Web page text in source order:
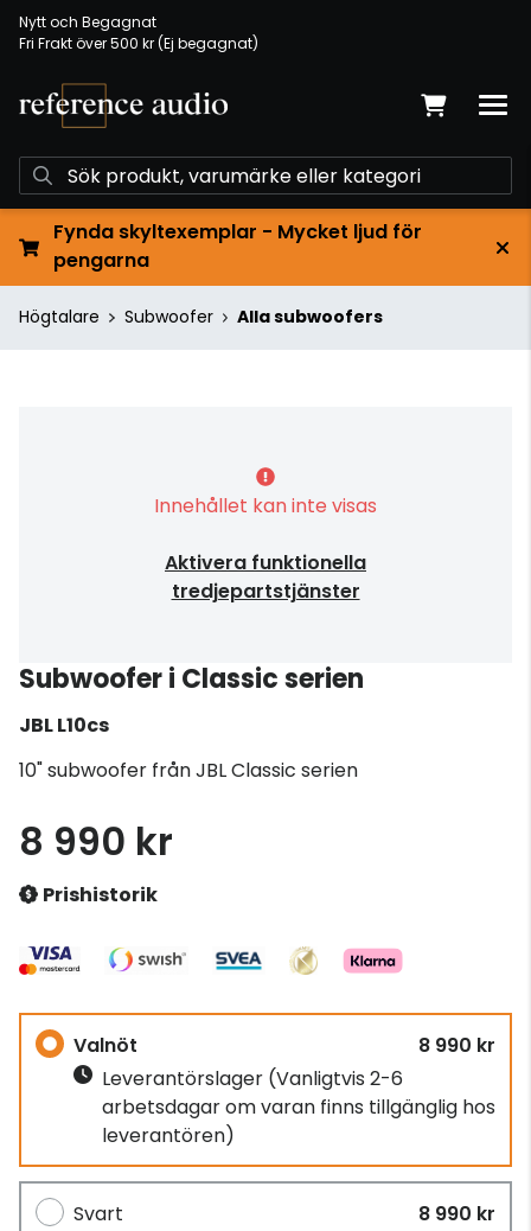
Nytt och Begagnat
Fri Frakt över 500 kr (Ej begagnat)
Fynda skyltexemplar - Mycket ljud för
pengarna
Högtalare Subwoofer Alla subwoofers
Innehållet kan inte visas
Aktivera funktionella
tredjepartstjänster
Subwoofer i Classic serien
JBLL10cs
10" subwoofer från JBL Classic serien
8 990 kr
Prishistorik
Valnöt
8 990 kr
Leverantörslager (Vanligtvis 2-6
arbetsdagar om varan finns tillgänglig hos
leverantören)
Svart
8 990 kr